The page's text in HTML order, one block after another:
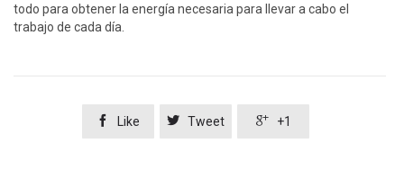
todo para obtener la energía necesaria para llevar a cabo el
trabajo de cada día.
 Like  Tweet  +1